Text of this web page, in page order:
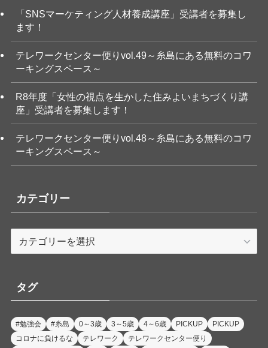
「SNSマーケティング人材養成講座」受講者を募集し
ます！
テレワークセンター便りvol.49～糸島にある無料のコワ
ーキングスペース～
R8年度「女性の視点を生かした住みよいまちづくり講
座」受講者を募集します！
テレワークセンター便りvol.48～糸島にある無料のコワ
ーキングスペース～
カテゴリー
ー
タグ
#勉強会 #糸島 0～3歳 3～5歳 4～6歳 PICKUP
PICKUP
コロナに負けるな
テレワーク
テレワークセンター便り